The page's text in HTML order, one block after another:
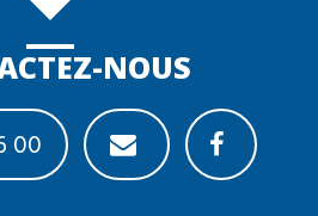
NOUS
00